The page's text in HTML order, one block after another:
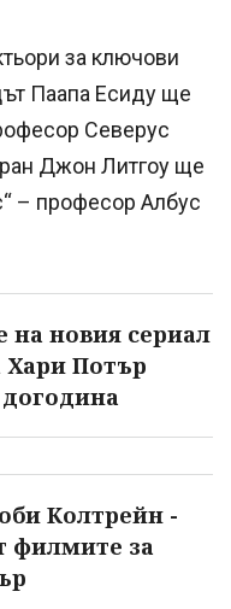
за ключови
Паапа Есиду ще
Северус
Джон Литгоу ще
– професор Албус
на новия сериал
Хари Потър
Колтрейн -
филмите за